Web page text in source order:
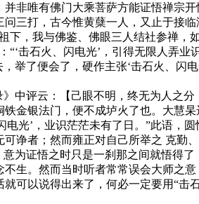
非唯有佛门大乘菩萨方能证悟禅宗
打，古今惟黄蘖一人，又止于接
下，我与佛鉴、佛眼三人结社参禅
击石火、闪电光’，引得无限人弄
举了便会了，硬作主张‘击石火、
评云：【己眼不明，终无为人之
金银法门，便不成垆火了也。大慧
光’，业识茫茫未有了日。”此语
诤者；然而雍正对自己所举之 克勤
证悟之时只是一刹那之间就悟得了
生。然而当时听者常常误会大师之
可以说得出来了，何必一定要用“